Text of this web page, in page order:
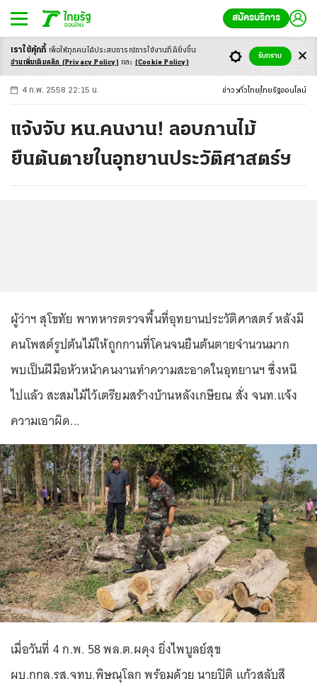
สมัครบริการ
-ก ก ก+
4 ก.พ. 2558 22:15 น. ข่าว ทั่วไทย ไทยรัฐออนไลน์
แจ้งจับ หน.คนงาน! ลอบกานไม้
ยืนต้นตายในอุทยานประวัติศาสตร์ฯ
ผู้ว่าฯ สุโขทัย พาทหารตรวจพื้นที่อุทยานประวัติศาสตร์ หลังมี
คนโพสต์รูปต้นไม้ให้ถูกกานที่โคนจนยืนต้นตายจำนวนมาก
พบเป็นฝีมือหัวหน้าคนงานทำความสะอาดในอุทยานฯ ซึ่งหนี
ไปแล้ว สะสมไม้ไว้เตรียมสร้างบ้านหลังเกษียณ สั่ง จนท.แจ้ง
ความเอาผิด...
เมื่อวันที่ 4 ก.พ. 58 พล.ต.ผดุง ยิ่งไพบูลย์สุข
ผบ.กกล.รส.จทบ.พิษณุโลก พร้อมด้วย นายปิติ แก้วสลับสี
เราใช้คุ้กกี้ เพื่อให้ทุกคนได้ประสบการณ์การใช้งานที่ดียิ่งขึ้น
อ่านเพิ่มเติมคลิก (Privacy Policy) และ (Cookie Policy)
รับทราบ